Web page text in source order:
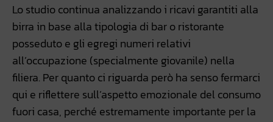
Lo studio continua analizzando i ricavi garantiti alla
birra in base alla tipologia di bar o ristorante
posseduto e gli egregi numeri relativi
all’occupazione (specialmente giovanile) nella
filiera. Per quanto ci riguarda però ha senso fermarci
qui e riflettere sull’aspetto emozionale del consumo
fuori casa, perché estremamente importante per la